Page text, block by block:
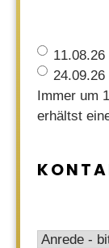
Termin*
11.08.26
24.09.26
Immer um
erhältst
Anrede*